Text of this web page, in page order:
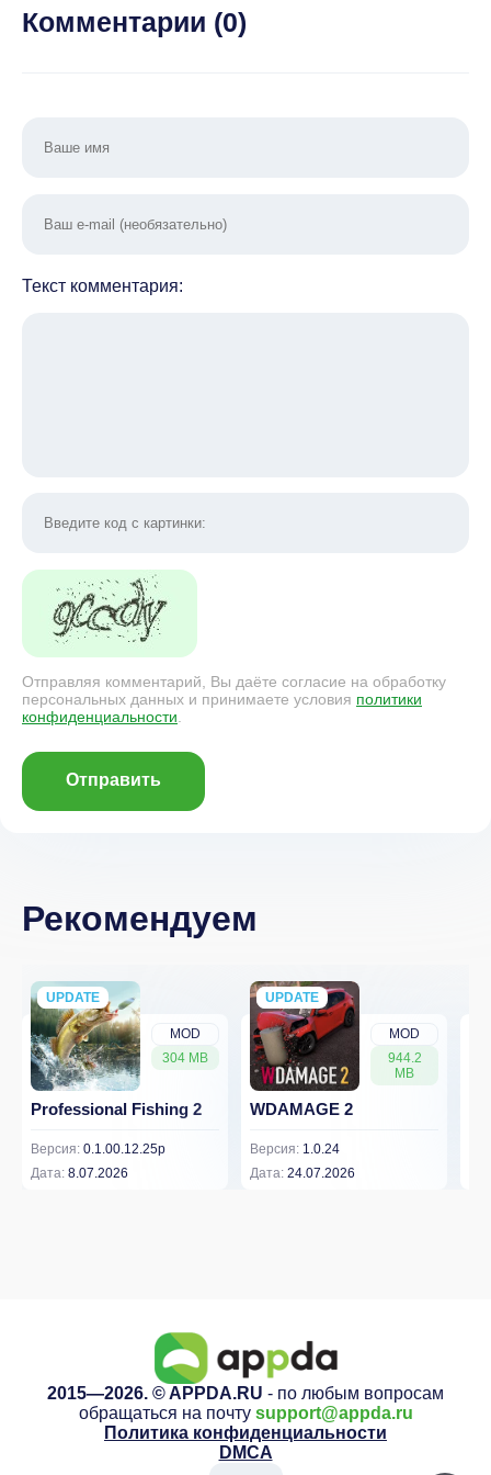
высокий
Комментарии (0)
Текст комментария:
Отправляя комментарий, Вы даёте согласие на обработку
персональных данных и принимаете условия политики
конфиденциальности
Отправить
Рекомендуем
MOD
304 MB
UPDATE
NEW
Professional Fishing 2
Версия: 0.1.00.12.25p
Дата: 8.07.2026
MOD
944.2
MB
UPDATE
NEW
WDAMAGE 2
Версия: 1.0.24
Дата: 24.07.2026
2015—2026. © APPDA.RU - по любым вопросам
обращаться на почту support@appda.ru
Политика конфиденциальности
DMCA